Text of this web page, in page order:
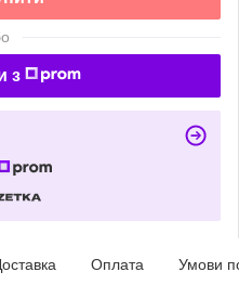
з
Оплата Умови